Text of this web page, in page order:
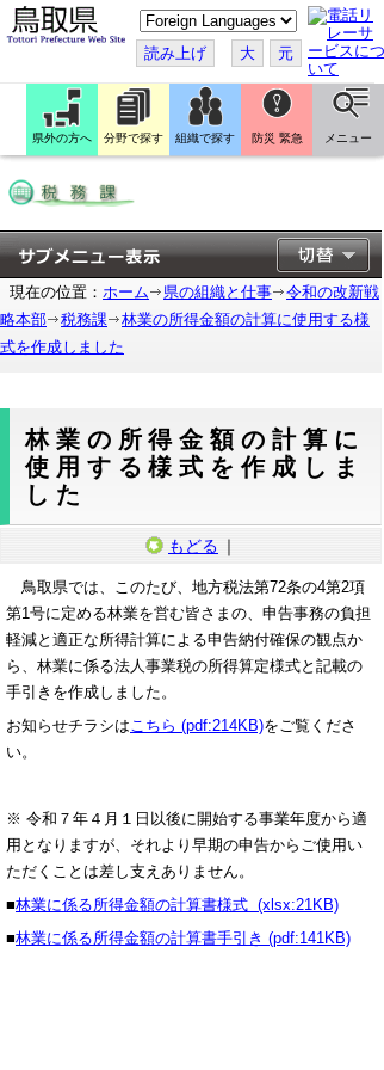
こ
の
ペ
ー
ジ
を
翻
訳
す
読み上げ 大 元
県外の方へ 分野で探す 組織で探す 防災 緊急 メニュー
現在の位置： ホーム 県の組織と仕事
令和の改新戦
略本部
税務課
林業の所得金額の計算に使用する様
式を作成しました
林業の所得金額の計算に
使用する様式を作成しま
した
もどる ｜
鳥取県では、このたび、地方税法第72条の4第2項
第1号に定める林業を営む皆さまの、申告事務の負担
軽減と適正な所得計算による申告納付確保の観点か
ら、林業に係る法人事業税の所得算定様式と記載の
手引きを作成しました。
お知らせチラシは こちら (pdf:214KB)をご覧くださ
い。
※ 令和７年４月１日以後に開始する事業年度から適
用となりますが、それより早期の申告からご使用い
ただくことは差し支えありません。
■林業に係る所得金額の計算書様式 (xlsx:21KB)
■林業に係る所得金額の計算書手引き (pdf:141KB)